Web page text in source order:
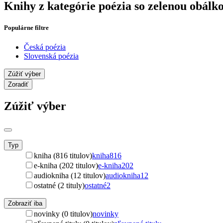
Knihy z kategórie poézia so zelenou
Populárne filtre
Česká poézia
Slovenská poézia
Zúžiť výber
Zoradiť
Zúžiť výber
Typ
kniha (816 titulov)kniha816
e-kniha (202 titulov)e-kniha202
audiokniha (12 titulov)audiokniha12
ostatné (2 tituly)ostatné2
Zobraziť iba
novinky (0 titulov)novinky